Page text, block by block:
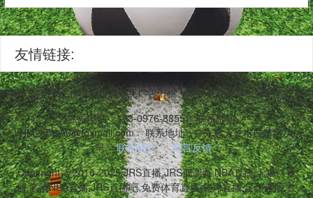
友情链接:
体育项目,支持低调模式避免广告干扰。用户可免费享受NBA常规
联系电话：173-0976-8855
联系邮箱：
vRM2sBtsA0@foxmail.com
联系地址：广东省天长市自清路740
号
联系我们
留言反馈
Copyright © 2016-2025 JRS直播,JRS低调看,NBA直播,无插件直
播,高清NBA直播,JRS直播吧,免费体育直播,篮球直播,足球直播,在